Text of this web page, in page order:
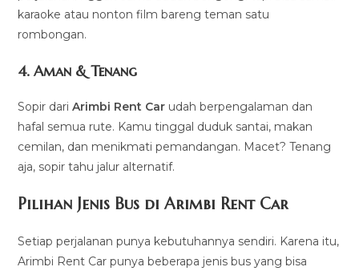
karaoke atau nonton film bareng teman satu
rombongan.
4. Aman & Tenang
Sopir dariArimbi Rent Car udah berpengalaman dan
hafal semua rute. Kamu tinggal duduk santai, makan
cemilan, dan menikmati pemandangan. Macet? Tenang
aja, sopir tahu jalur alternatif.
Pilihan Jenis Bus di Arimbi Rent Car
Setiap perjalanan punya kebutuhannya sendiri. Karena itu,
Arimbi Rent Car punya beberapa jenis bus yang bisa